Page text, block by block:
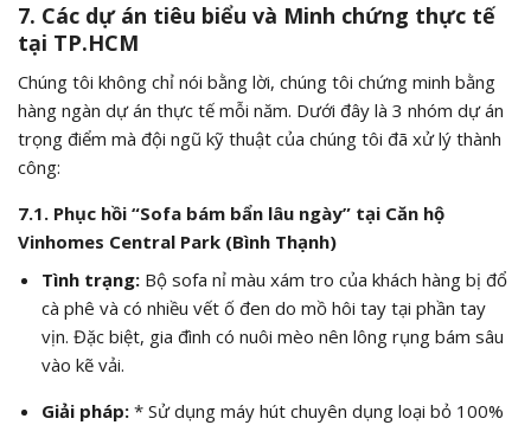
7. Các dự án tiêu biểu và Minh chứng thực tế
tại TP.HCM
Chúng tôi không chỉ nói bằng lời, chúng tôi chứng minh bằng
hàng ngàn dự án thực tế mỗi năm. Dưới đây là 3 nhóm dự án
trọng điểm mà đội ngũ kỹ thuật của chúng tôi đã xử lý thành
công:
7.1. Phục hồi “Sofa bám bẩn lâu ngày” tại Căn hộ
Vinhomes Central Park (Bình Thạnh)
Tình trạng:Bộ sofa nỉ màu xám tro của khách hàng bị đổ
cà phê và có nhiều vết ố đen do mồ hôi tay tại phần tay
vịn. Đặc biệt, gia đình có nuôi mèo nên lông rụng bám sâu
vào kẽ vải.
Giải pháp:* Sử dụng máy hút chuyên dụng loại bỏ 100%